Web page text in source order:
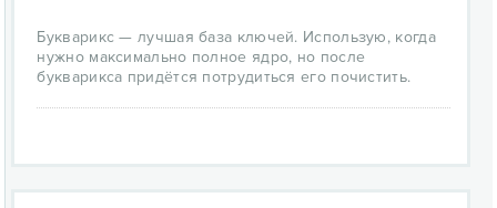
Букварикс — лучшая база ключей. Использую, когда
нужно максимально полное ядро, но после
букварикса придётся потрудиться его почистить.